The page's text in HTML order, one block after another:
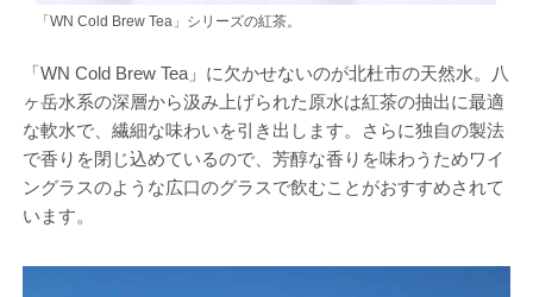
「WN Cold Brew Tea」シリーズの紅茶。
「WN Cold Brew Tea」に欠かせないのが北杜市の天然水。八
ヶ岳水系の深層から汲み上げられた原水は紅茶の抽出に最適
な軟水で、繊細な味わいを引き出します。さらに独自の製法
で香りを閉じ込めているので、芳醇な香りを味わうためワイ
ングラスのような広口のグラスで飲むことがおすすめされて
います。